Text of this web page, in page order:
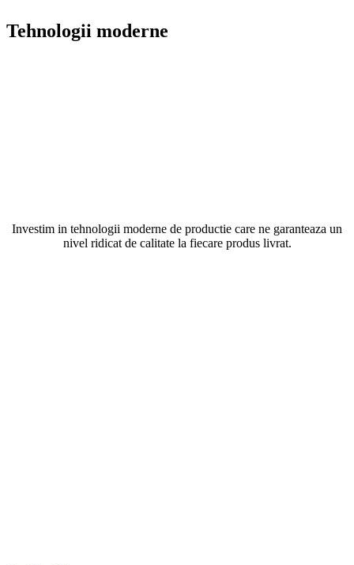
Tehnologii moderne
Investim in tehnologii moderne de productie care ne garanteaza un
nivel ridicat de calitate la fiecare produs livrat.